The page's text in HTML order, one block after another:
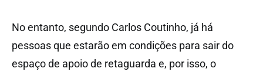
No entanto, segundo Carlos Coutinho, já há
pessoas que estarão em condições para sair do
espaço de apoio de retaguarda e, por isso, o